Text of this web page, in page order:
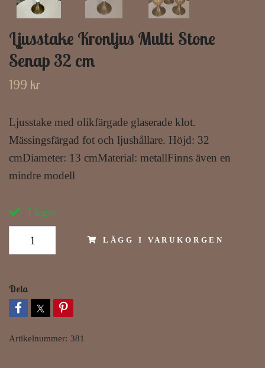
Ljusstake Kronljus Multi Stone
Senap 32 cm
199 kr
Ljusstake med olikfärgade glaserade klot.
Mässingsfärgad fot och ljushållare. Höjd: 32
cmDiameter: 13 cmMaterial: metallFinns även en
mindre modell
I lager
LÄGG I VARUKORGEN
Dela
Artikelnummer: 381